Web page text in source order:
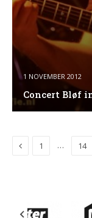
1 NOVEMBER 2012
Concert Bløf
Previous
1 … 14